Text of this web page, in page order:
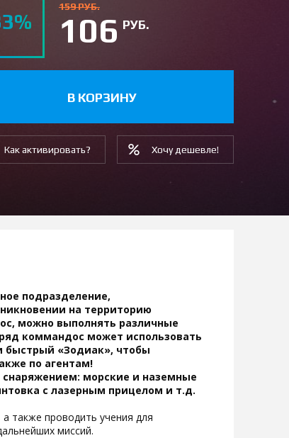
159 РУБ.
106РУБ.
В КОРЗИНУ
Как активировать? Хочу дешевле!
подразделение,
на территорию
можно выполнять различные
коммандос может использовать
быстрый «Зодиак», чтобы
по агентам!
морские и наземные
с лазерным прицелом и т.д.
также проводить учения для
миссий.